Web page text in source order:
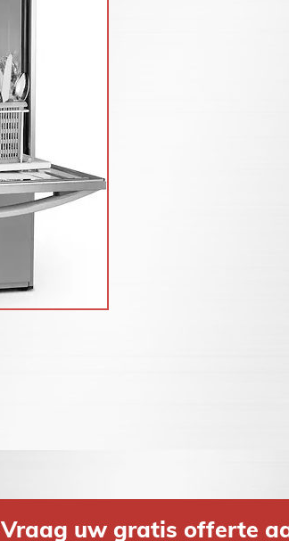
Vraag uw gratis offerte